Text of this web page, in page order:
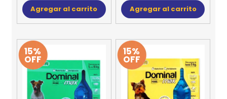
Agregar al carrito Agregar al carrito
15%
OFF
15%
OFF